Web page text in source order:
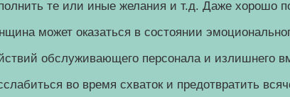
те или иные желания и т.д. Даже хорошо
может оказаться в состоянии
обслуживающего персонала и излишнего
во время схваток и предотвратить